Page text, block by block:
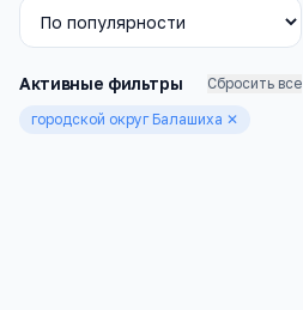
Активные фильтры
Сбросить все
городской округ Балашиха ✕